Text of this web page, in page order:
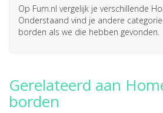
Op Furn.nl vergelijk je verschillende
Onderstaand vind je andere
borden als we die hebben gevonden.
Gerelateerd aan
borden